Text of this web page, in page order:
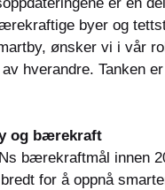
er en
byer og
ønsker vi i vår
hverandre. Tanken
og bærekraft
bærekraftmål innen
for å oppnå